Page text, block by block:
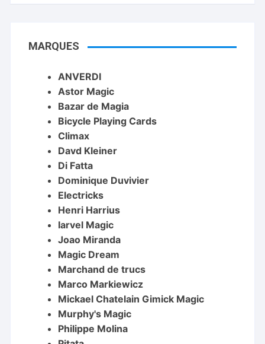
MARQUES
ANVERDI
Astor Magic
Bazar de Magia
Bicycle Playing Cards
Climax
Davd Kleiner
Di Fatta
Dominique Duvivier
Electricks
Henri Harrius
Iarvel Magic
Joao Miranda
Magic Dream
Marchand de trucs
Marco Markiewicz
Mickael Chatelain Gimick Magic
Murphy's Magic
Philippe Molina